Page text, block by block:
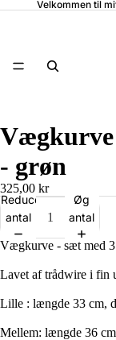
Velkommen til
Vægkurve
- grøn
325,00 kr
Reducer
antal
Øg
antal
Vægkurve - sæt med 3
Lavet af trådwire i fin
Lille : længde 33 cm,
Mellem: længde 36